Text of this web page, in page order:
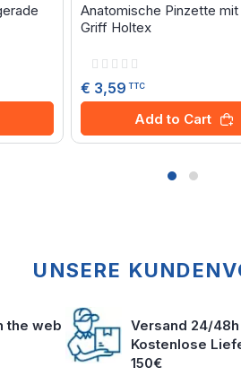
Anatomische Pinzette mit
Griff Holtex
Rating:
€ 3,59 TTC
Add to Cart
UNSERE
the web
Versand 24/48h
Kostenlose
150€